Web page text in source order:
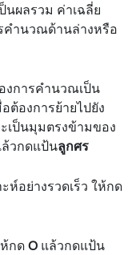
นผลรวม ค่าเฉลี่ย
คํานวณด้านล่างหรือ
งการคํานวณเป็น
ต้องการย้ายไปยัง
เป็นมุมตรงข้ามของ
วกดแป้นลูกศร
ห์อย่างรวดเร็ว ให้กด
กดO แล้วกดแป้น